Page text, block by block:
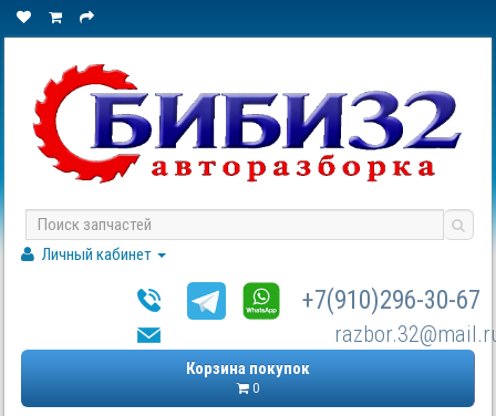
Личный кабинет
+7(910)296-30-67
Корзина покупок
0